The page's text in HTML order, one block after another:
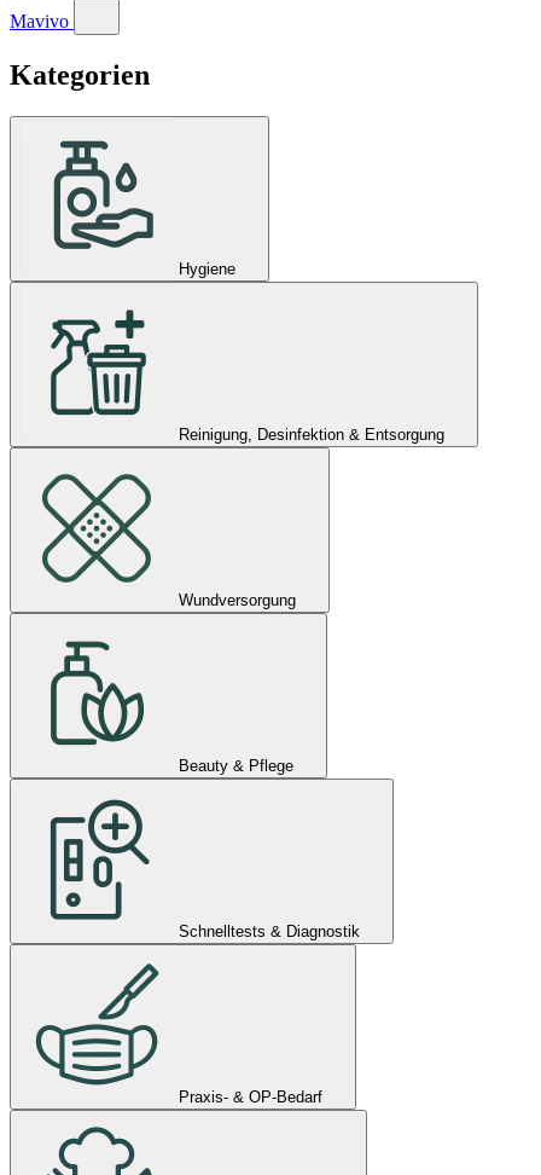
Mavivo
Kategorien
Hygiene
Reinigung, Desinfektion & Entsorgung
Wundversorgung
Beauty & Pflege
Schnelltests & Diagnostik
Praxis- & OP-Bedarf